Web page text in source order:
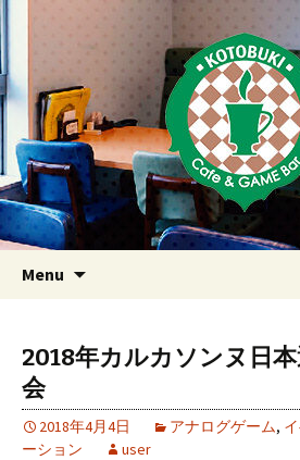
東京・西荻窪・上
井のカフェ＆ゲー
ぶき
Just another WordPress site
Menu
2018年カルカソンヌ日
会
2018年4月4日 アナログゲーム,
ーション
user